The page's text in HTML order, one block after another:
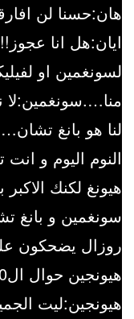
هان:حسنا لن
ايان:هل انا
لسونغمين او
منا….سونغمين:لا
لنا هو بانغ
النوم اليوم و
هيونغ لكنك
سونغمين و بانغ
روزال يضحكون
هيونجين:ليت